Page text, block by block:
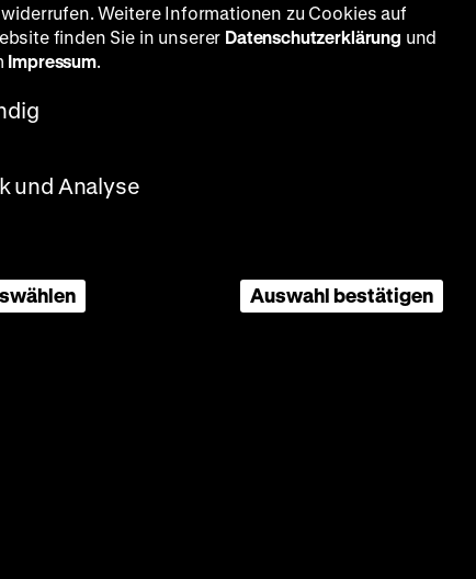
Weitere Informationen zu Cookies auf
finden Sie in unserer Datenschutzerklärung und
Impressum.
und Analyse
Auswahl bestätigen